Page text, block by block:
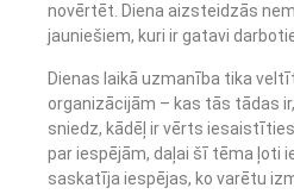
novērtēt. Diena aizsteidzās
jauniešiem, kuri ir gatavi
Dienas laikā uzmanība tika
organizācijām – kas tās tādas
sniedz, kādēļ ir vērts
par iespējām, daļai šī tēma ļoti
saskatīja iespējas, ko varētu